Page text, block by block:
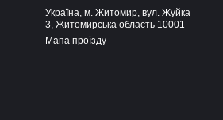
Україна, м. Житомир, вул. Жуйка
3, Житомирська область 10001
Мапа проїзду